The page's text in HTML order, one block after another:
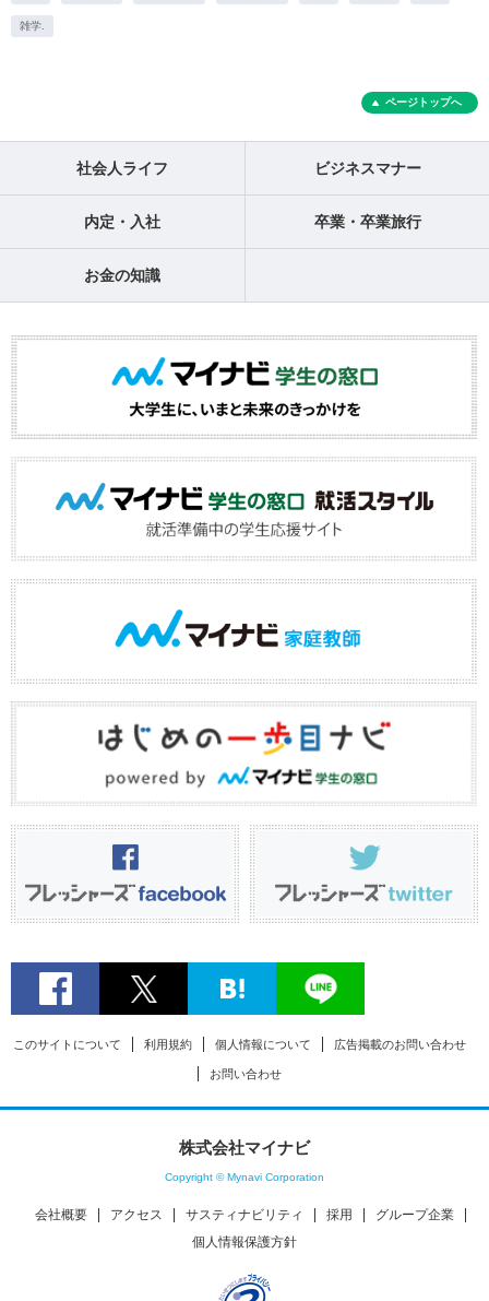
雑学.
ページトップへ
社会人ライフ ビジネスマナー
内定・入社 卒業・卒業旅行
お金の知識
このサイトについて 利用規約 個人情報について 広告掲載のお問い合わせ
お問い合わせ
株式会社マイナビ
Copyright © Mynavi Corporation
会社概要 アクセス サスティナビリティ 採用
グループ企業
個人情報保護方針